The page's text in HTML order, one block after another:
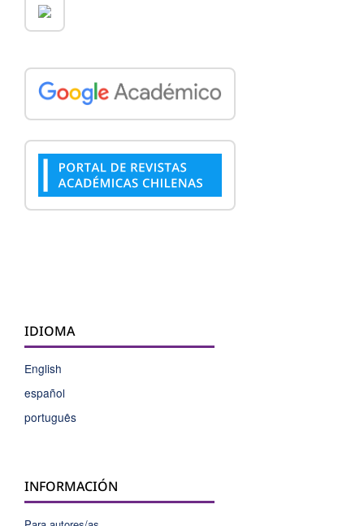
IDIOMA
English
español
português
INFORMACIÓN